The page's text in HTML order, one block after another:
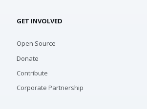
GET INVOLVED
Open Source
Donate
Contribute
Corporate Partnership